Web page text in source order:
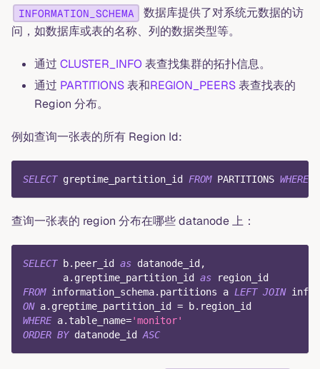
INFORMATION_SCHEMA
数据库提供了对系统元数据的访
问，如数据库或表的名称、列的数据类型等。
通过 CLUSTER_INFO 表查找集群的拓扑信息。
通过 PARTITIONS表和REGION_PEERS表查找表的
Region 分布。
例如查询一张表的所有 Region Id:
SELECT greptime_partition_id FROM PARTITIONS WHERE
查询一张表的 region 分布在哪些 datanode 上：
SELECT b. peer_id as datanode_id ,
       a
. greptime_partition_id as region_id
FROM information_schema. partitions a LEFT JOIN
ON a. greptime_partition_id = b. region_id
WHERE a. table_name='monitor'
ORDER BY datanode_id ASC